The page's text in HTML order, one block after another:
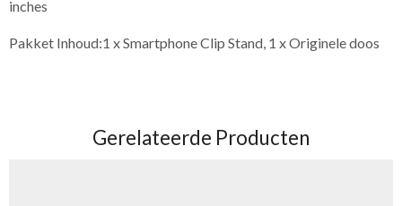
inches
Pakket Inhoud:1 x Smartphone Clip Stand, 1 x Originele doos
Gerelateerde Producten